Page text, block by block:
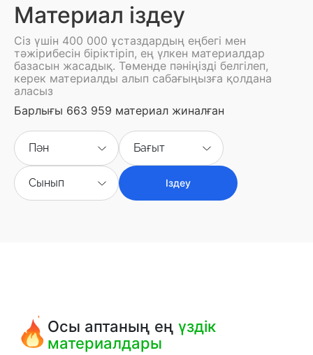
Материал іздеу
Сіз үшін 400 000 ұстаздардың еңбегі мен
тәжірибесін біріктіріп, ең үлкен материалдар
базасын жасадық. Төменде пәніңізді белгілеп,
керек материалды алып сабағыңызға қолдана
аласыз
Барлығы 663 959 материал жиналған
Пән Бағыт
Сынып Іздеу
Осы аптаның еңүздік
материалдары